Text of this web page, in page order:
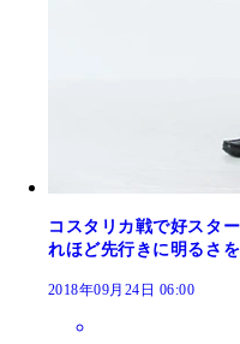
コスタリカ戦で好スタ
れほど先行きに明るさ
2018年09月24日 06:00